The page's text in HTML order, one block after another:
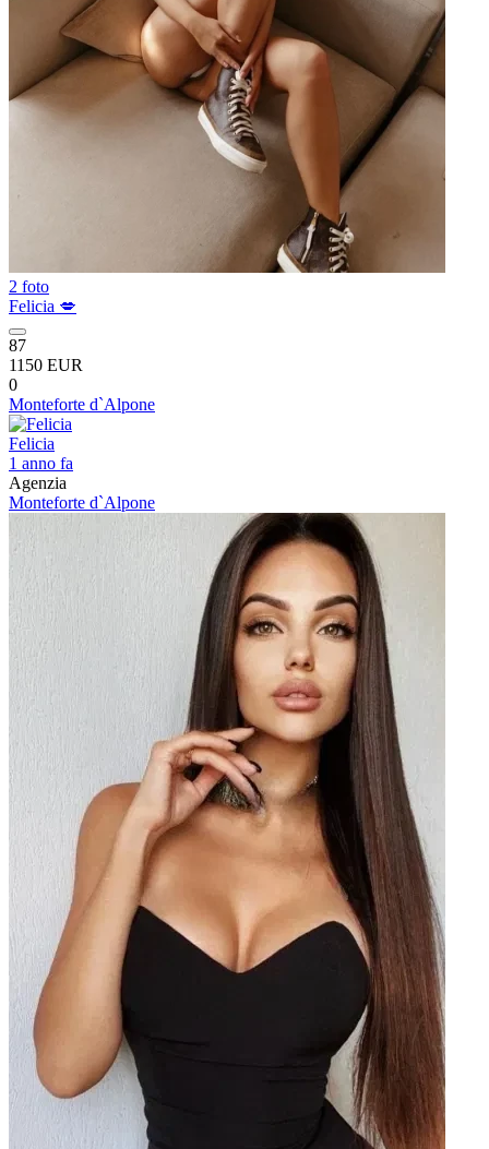
2 foto
Felicia 💋
87
1150 EUR
0
Monteforte d`Alpone
Felicia
1 anno fa
Agenzia
Monteforte d`Alpone